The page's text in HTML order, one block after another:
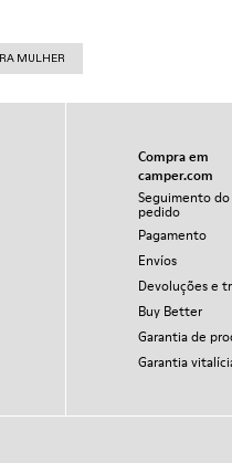
MULHER
Compra em
camper.com
Seguimento do
pedido
Pagamento
Envíos
Devoluções e
Buy Better
Garantia de
Garantia